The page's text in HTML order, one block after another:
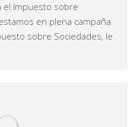
Impuesto sobre
en plena campaña
sobre Sociedades, le